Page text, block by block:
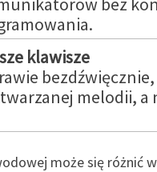
klawisze
melodii, a
może się różnić